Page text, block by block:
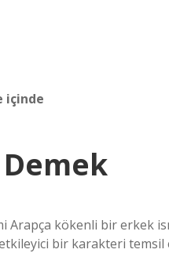
içinde
Arapça kökenli bir erkek
bir karakteri temsil